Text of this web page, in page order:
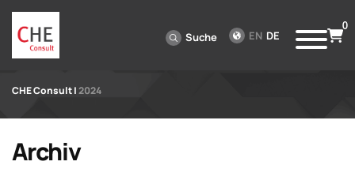
Suche EN DE
0
CHE Consult|2024
Archiv